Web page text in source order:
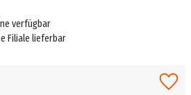
verfügbar
Filiale lieferbar